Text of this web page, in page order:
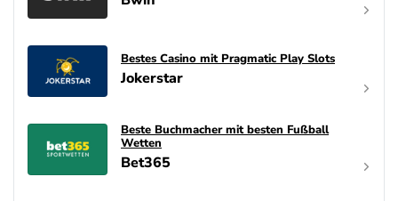
Interwetten Bonus
100% bis 100€ Neukundenbonus 4.7
Bwin Bonus
100% bis zu 100€
AGB gelten
Bestes Casino mit Pragmatic Play Slots
Jokerstar
Beste Buchmacher mit besten Fußball
Wetten
Bet365